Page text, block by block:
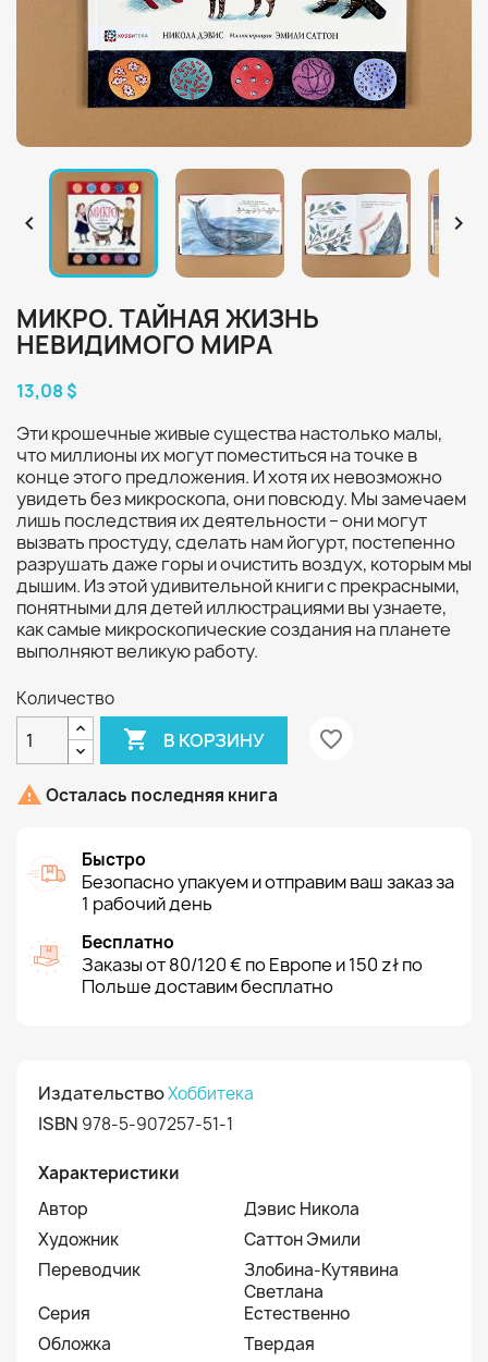
 
МИКРО. ТАЙНАЯ ЖИЗНЬ
НЕВИДИМОГО МИРА
13,08 $
Эти крошечные живые существа настолько малы,
что миллионы их могут поместиться на точке в
конце этого предложения. И хотя их невозможно
увидеть без микроскопа, они повсюду. Мы замечаем
лишь последствия их деятельности – они могут
вызвать простуду, сделать нам йогурт, постепенно
разрушать даже горы и очистить воздух, которым мы
дышим. Из этой удивительной книги с прекрасными,
понятными для детей иллюстрациями вы узнаете,
как самые микроскопические создания на планете
выполняют великую работу.
Количество
 В КОРЗИНУ favorite_border
 Осталась последняя книга
Быстро
Безопасно упакуем и отправим ваш заказ за
1 рабочий день
Бесплатно
Заказы от 80/120 € по Европе и 150 zł по
Польше доставим бесплатно
ИздательствоХоббитека
ISBN 978-5-907257-51-1
Характеристики
Автор
Дэвис Никола
Художник
Саттон Эмили
Переводчик
Злобина-Кутявина
Светлана
Серия
Естественно
Обложка
Твердая